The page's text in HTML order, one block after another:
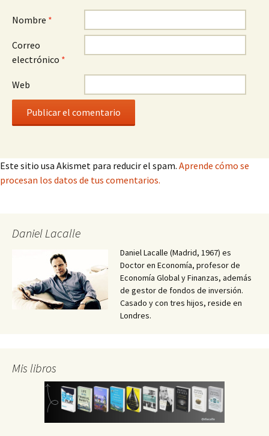
Nombre *
Correo
electrónico *
Web
Este sitio usa Akismet para reducir el spam. Aprende cómo se
procesan los datos de tus comentarios.
Daniel Lacalle
Daniel Lacalle (Madrid, 1967) es
Doctor en Economía, profesor de
Economía Global y Finanzas, además
de gestor de fondos de inversión.
Casado y con tres hijos, reside en
Londres.
Mis libros